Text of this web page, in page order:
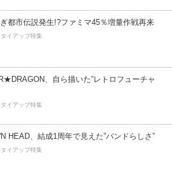
都市伝説発生!?ファミマ45％増量作戦再来
イアップ特集
、自ら描いた”レトロフューチャ
イアップ特集
HEAD、結成1周年で見えた”バンドらしさ”
イアップ特集